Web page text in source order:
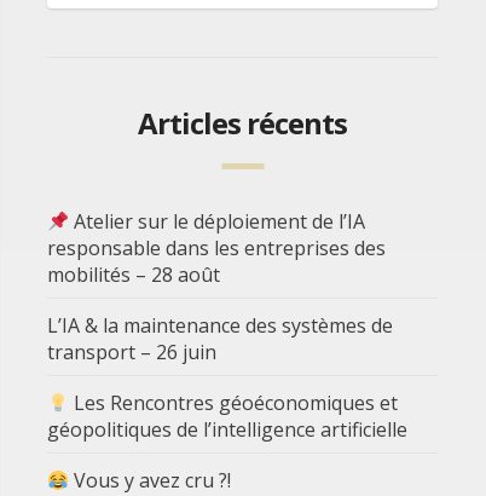
Articles récents
Atelier sur le déploiement de l’IA
responsable dans les entreprises des
mobilités – 28 août
L’IA & la maintenance des systèmes de
transport – 26 juin
Les Rencontres géoéconomiques et
géopolitiques de l’intelligence artificielle
Vous y avez cru ?!